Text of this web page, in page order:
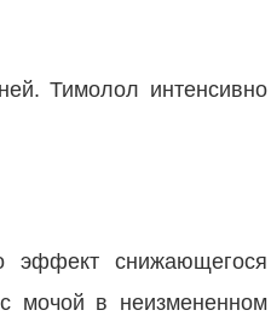
Тимолол интенсивно
эффект снижающегося
мочой в неизмененном